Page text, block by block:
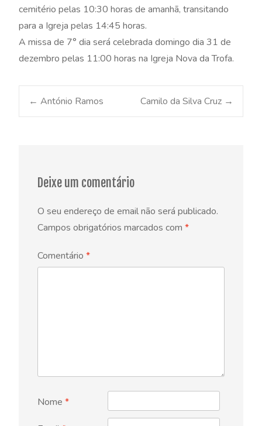
cemitério pelas 10:30 horas de amanhã, transitando
para a Igreja pelas 14:45 horas.
A missa de 7° dia será celebrada domingo dia 31 de
dezembro pelas 11:00 horas na Igreja Nova da Trofa.
Post
← António Ramos Camilo da Silva Cruz →
Deixe um comentário
O seu endereço de email não será publicado.
Campos obrigatórios marcados com *
Comentário *
Nome *